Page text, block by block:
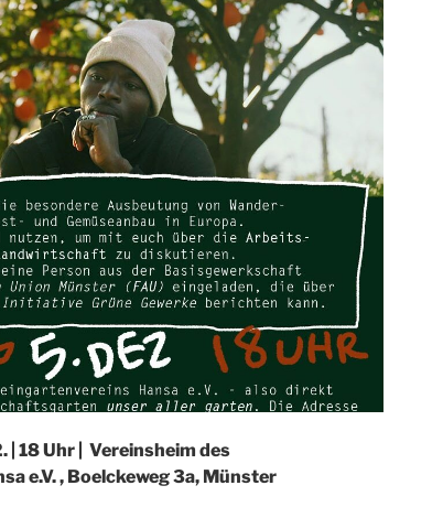
| 18 Uhr | Vereinsheim des
e.V. , Boelckeweg 3a, Münster